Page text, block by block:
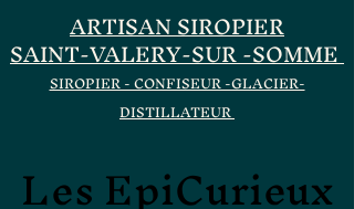
ARTISAN SIROPIER
SAINT-VALERY-SUR -SOMME
SIROPIER - CONFISEUR -GLACIER-
DISTILLATEUR
Les EpiCurieux
Les EpiCurieux